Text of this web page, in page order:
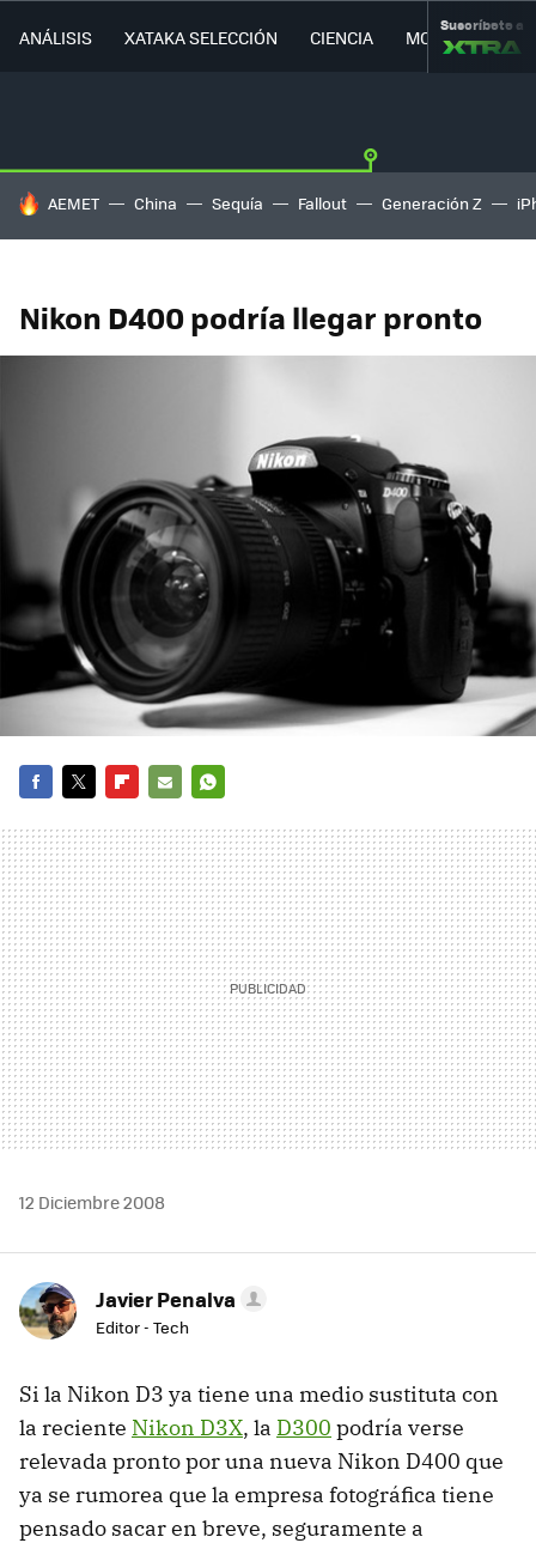
ANÁLISIS XATAKA SELECCIÓN CIENCIA MOVILIDAD
Suscríbete a
HOY SE HABLA DE
AEMET China Sequía Fallout Generación Z
Nikon D400 podría llegar pronto
MAIL
12 Diciembre 2008
Javier Penalva
Editor - Tech
Si la Nikon D3 ya tiene una medio sustituta con
la reciente Nikon D3X, la D300 podría verse
relevada pronto por una nueva Nikon D400 que
ya se rumorea que la empresa fotográfica tiene
pensado sacar en breve, seguramente a